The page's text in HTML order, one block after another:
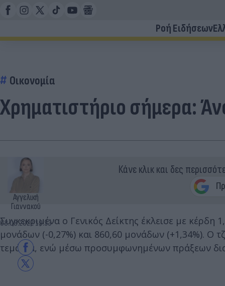
Ροή Ειδήσεων
Οικονομία
Χρηματιστήριο σήμερα:
Αγγελική
Γιαννακού
08.08.2022 19:33
Κάνε κλικ και δες
Συγκεκριμένα ο Γενικός Δείκτης έκλεισε με
μονάδων (-0,27%) και 860,60 μονάδων (+1,34%). Ο
τεμάχια, ενώ μέσω προσυμφωνημένων πράξεων